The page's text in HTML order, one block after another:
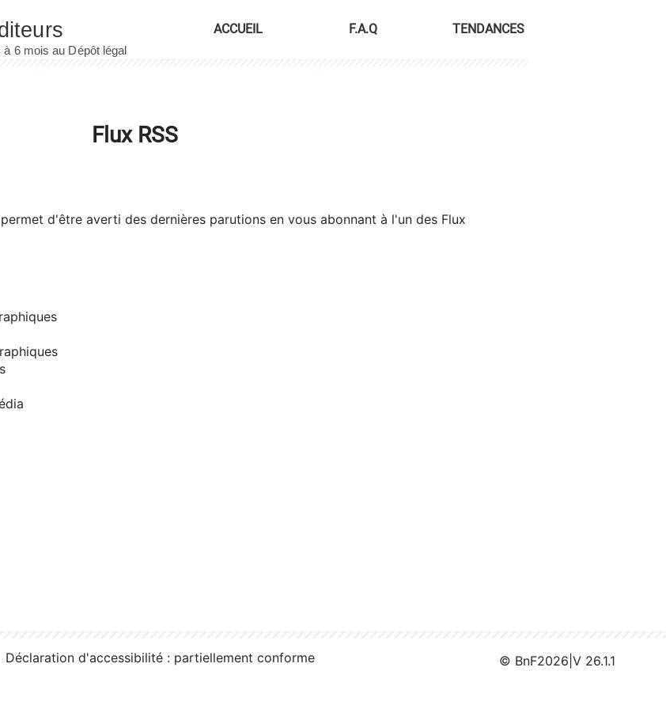
ACCUEIL F.A.Q TENDANCES
Flux RSS
d'être averti des dernières parutions en vous abonnant à l'un des Flux
Déclaration d'accessibilité : partiellement conforme © BnF2026 V 26.1.1